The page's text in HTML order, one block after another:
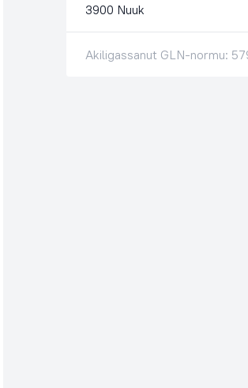
3900 Nuuk
Akiligassanut GLN-normu: